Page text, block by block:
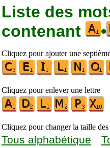
Liste des
contenant
•
Cliquez pour ajouter une
Cliquez pour enlever une lettre
Cliquez pour changer la taille des
Tous alphabétique